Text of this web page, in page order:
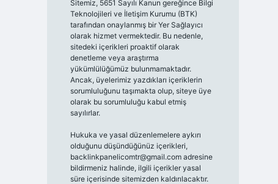
Sitemiz, 5651 Sayılı Kanun gereğince Bilgi
Teknolojileri ve İletişim Kurumu (BTK)
tarafından onaylanmış bir Yer Sağlayıcı
olarak hizmet vermektedir. Bu nedenle,
sitedeki içerikleri proaktif olarak
denetleme veya araştırma
yükümlülüğümüz bulunmamaktadır.
Ancak, üyelerimiz yazdıkları içeriklerin
sorumluluğunu taşımakta olup, siteye üye
olarak bu sorumluluğu kabul etmiş
sayılırlar.
Hukuka ve yasal düzenlemelere aykırı
olduğunu düşündüğünüz içerikleri,
backlinkpanelicomtr@gmail.comadresine
bildirmeniz halinde, ilgili içerikler yasal
süre içerisinde sitemizden kaldırılacaktır.